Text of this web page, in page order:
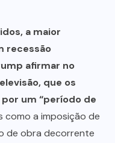
a maior
recessão
afirmar no
que os
um “período de
como a imposição de
de obra decorrente